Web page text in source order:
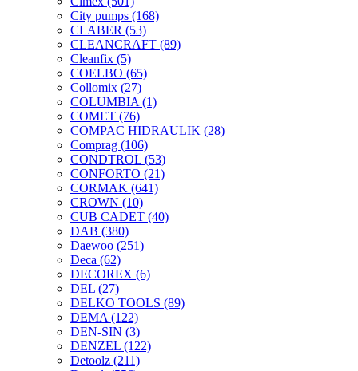
City pumps (168)
CLABER (53)
CLEANCRAFT (89)
Cleanfix (5)
COELBO (65)
Collomix (27)
COLUMBIA (1)
COMET (76)
COMPAC HIDRAULIK (28)
Comprag (106)
CONDTROL (53)
CONFORTO (21)
CORMAK (641)
CROWN (10)
CUB CADET (40)
DAB (380)
Daewoo (251)
Deca (62)
DECOREX (6)
DEL (27)
DELKO TOOLS (89)
DEMA (122)
DEN-SIN (3)
DENZEL (122)
Detoolz (211)